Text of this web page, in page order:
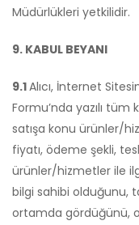
Müdürlükleri yetkilidir.
9. KABUL BEYANI
9.1Alıcı, İnternet
Formu’nda yazılı tüm
satışa konu ürünler/
fiyatı, ödeme şekli,
ürünler/hizmetler ile
bilgi sahibi olduğunu,
ortamda gördüğünü,